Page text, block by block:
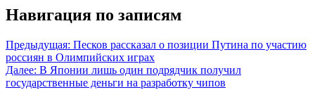
Навигация по записям
Предыдущая: Песков рассказал о позиции Путина по участию
россиян в Олимпийских играх
Далее: В Японии лишь один подрядчик получил
государственные деньги на разработку чипов